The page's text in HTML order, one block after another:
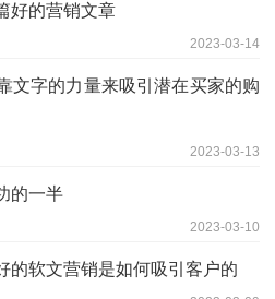
好的营销文章
2023-03-14
文字的力量来吸引潜在买家的购
2023-03-13
的一半
2023-03-10
的软文营销是如何吸引客户的